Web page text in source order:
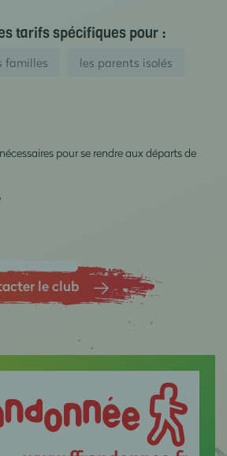
tarifs spécifiques pour :
familles les parents isolés
pour se rendre aux départs de
le club